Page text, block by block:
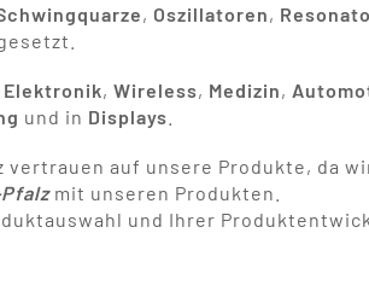
, Oszillatoren,
Elektronik,Wireless, Medizin,
und in Displays
auf unsere Produkte, da
mit unseren Produkten.
und Ihrer